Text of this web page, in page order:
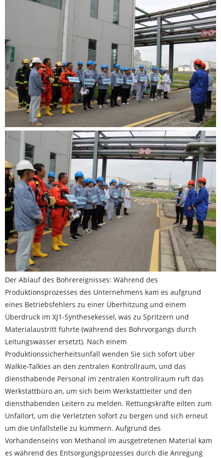
Der Ablauf des Bohrereignisses: Während des
Produktionsprozesses des Unternehmens kam es aufgrund
eines Betriebsfehlers zu einer Überhitzung und einem
Überdruck im XJ1-Synthesekessel, was zu Spritzern und
Materialaustritt führte (während des Bohrvorgangs durch
Leitungswasser ersetzt). Nach einem
Produktionssicherheitsunfall wenden Sie sich sofort über
Walkie-Talkies an den zentralen Kontrollraum, und das
diensthabende Personal im zentralen Kontrollraum ruft das
Werkstattbüro an, um sich beim Werkstattleiter und den
diensthabenden Leitern zu melden. Rettungskräfte eilten zum
Unfallort, um die Verletzten sofort zu bergen und sich erneut
um die Unfallstelle zu kümmern. Aufgrund des
Vorhandenseins von Methanol im ausgetretenen Material kam
es während des Entsorgungsprozesses durch die Anregung